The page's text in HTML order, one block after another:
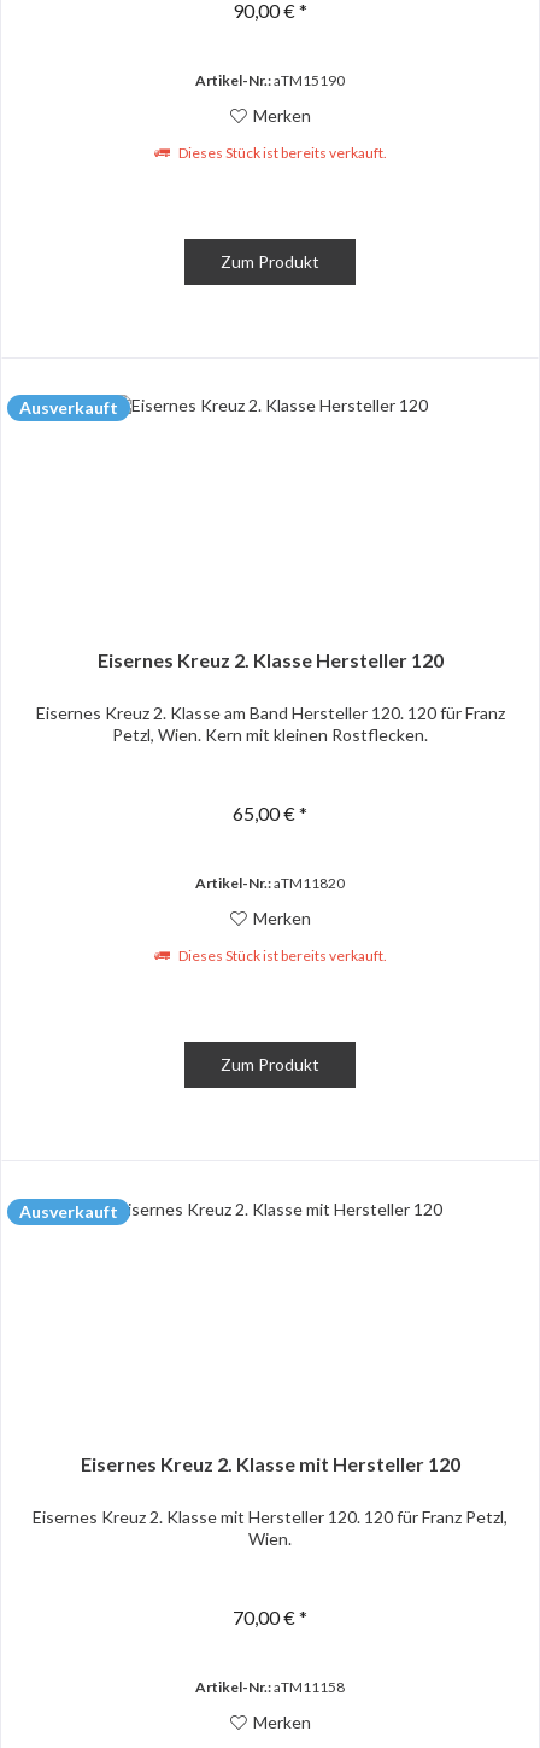
90,00 € *
Artikel-Nr.:aTM15190
Merken
Dieses Stück ist bereits verkauft.
Zum Produkt
Ausverkauft
Eisernes Kreuz 2. Klasse Hersteller 120
Eisernes Kreuz 2. Klasse am Band Hersteller 120. 120 für Franz
Petzl, Wien. Kern mit kleinen Rostflecken.
65,00 € *
Artikel-Nr.:aTM11820
Merken
Dieses Stück ist bereits verkauft.
Zum Produkt
Ausverkauft
Eisernes Kreuz 2. Klasse mit Hersteller 120
Eisernes Kreuz 2. Klasse mit Hersteller 120. 120 für Franz Petzl,
Wien.
70,00 € *
Artikel-Nr.:aTM11158
Merken